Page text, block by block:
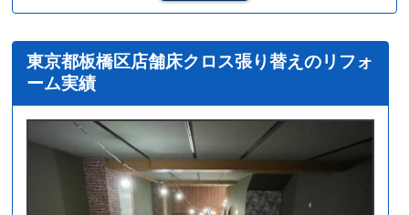
東京都板橋区店舗床クロス張り替えのリフォ
ーム実績